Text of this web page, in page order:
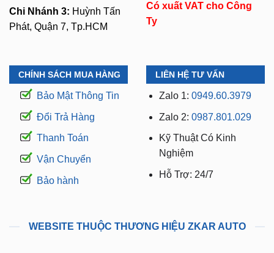
Chi Nhánh 3: Huỳnh Tấn
Phát, Quận 7, Tp.HCM
Có xuất VAT cho Công
Ty
CHÍNH SÁCH MUA HÀNG
Bảo Mật Thông Tin
Đổi Trả Hàng
Thanh Toán
Vận Chuyển
Bảo hành
LIÊN HỆ TƯ VẤN
Zalo 1: 0949.60.3979
Zalo 2: 0987.801.029
Kỹ Thuật Có Kinh
Nghiệm
Hỗ Trợ: 24/7
WEBSITE THUỘC THƯƠNG HIỆU ZKAR AUTO